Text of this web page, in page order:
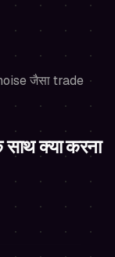
जैसा trade
क्या करना